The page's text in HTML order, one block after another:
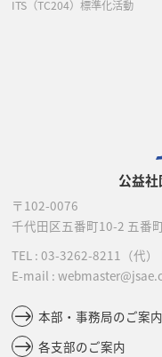
公益
〒102-0076
千代田区五番町10-2 五番
TEL : 03-3262-8211 （代）
E-mail :
本部・事務局のご案内
各支部のご案内
ITS（TC204）標準化活動